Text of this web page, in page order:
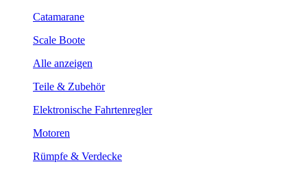
Catamarane
Scale Boote
Alle anzeigen
Teile & Zubehör
Elektronische Fahrtenregler
Motoren
Rümpfe & Verdecke